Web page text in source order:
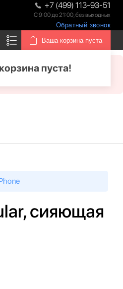
+7 (499) 113-93-51
С 9:00 до 21:00, без выходных
Обратный звонок
Ваша корзина пуста
пуста!
сияющая